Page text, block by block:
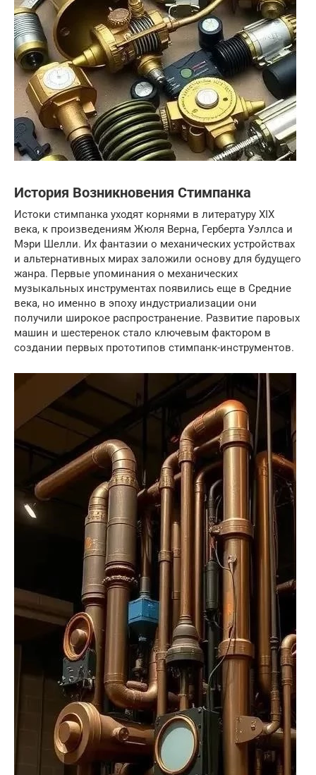
История Возникновения Стимпанка
Истоки стимпанка уходят корнями в литературу XIX
века, к произведениям Жюля Верна, Герберта Уэллса и
Мэри Шелли. Их фантазии о механических устройствах
и альтернативных мирах заложили основу для будущего
жанра. Первые упоминания о механических
музыкальных инструментах появились еще в Средние
века, но именно в эпоху индустриализации они
получили широкое распространение. Развитие паровых
машин и шестеренок стало ключевым фактором в
создании первых прототипов стимпанк-инструментов.